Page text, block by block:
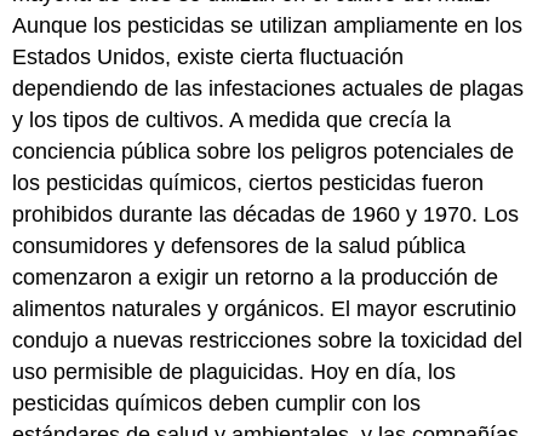
Aunque los pesticidas se utilizan ampliamente en los
Estados Unidos, existe cierta fluctuación
dependiendo de las infestaciones actuales de plagas
y los tipos de cultivos. A medida que crecía la
conciencia pública sobre los peligros potenciales de
los pesticidas químicos, ciertos pesticidas fueron
prohibidos durante las décadas de 1960 y 1970. Los
consumidores y defensores de la salud pública
comenzaron a exigir un retorno a la producción de
alimentos naturales y orgánicos. El mayor escrutinio
condujo a nuevas restricciones sobre la toxicidad del
uso permisible de plaguicidas. Hoy en día, los
pesticidas químicos deben cumplir con los